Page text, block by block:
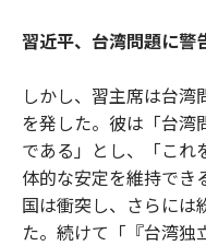
習近平、台湾問題に警
しかし、習主席は台
を発した。彼は「台湾
である」とし、「これ
体的な安定を維持でき
国は衝突し、さらには
た。続けて「『台湾独